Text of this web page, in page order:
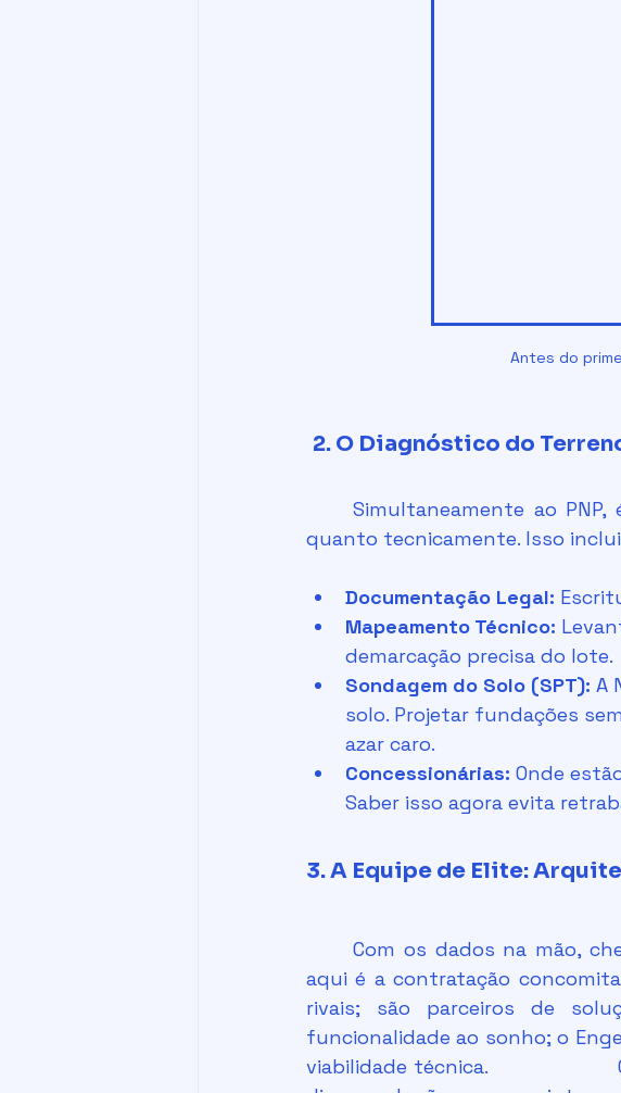
Antes do
2. O Diagnóstico do
	Simultaneamente ao PNP, é preciso "escanear" o seu terreno, tanto jurídica
quanto tecnicamente. Isso
Documentação Legal:
Mapeamento Técnico:
demarcação precisa do lote.
Sondagem do Solo (SPT): A
solo. Projetar fundações
azar caro.
Concessionárias: Onde
Saber isso agora evita
3. A Equipe de Elite:
aqui é a contratação
rivais; são parceiros de
funcionalidade ao sonho; o
viabilidade técnica. 			Quando ambos trabalham juntos desde o primeiro